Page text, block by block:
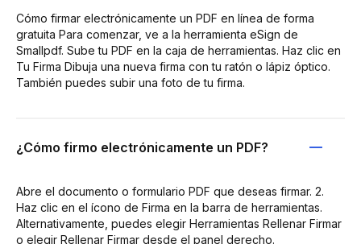
Cómo firmar electrónicamente un PDF en línea de forma
gratuita Para comenzar, ve a la herramienta eSign de
Smallpdf. Sube tu PDF en la caja de herramientas. Haz clic en
Tu Firma Dibuja una nueva firma con tu ratón o lápiz óptico.
También puedes subir una foto de tu firma.
¿Cómo firmo electrónicamente un PDF?
Abre el documento o formulario PDF que deseas firmar. 2.
Haz clic en el ícono de Firma en la barra de herramientas.
Alternativamente, puedes elegir Herramientas Rellenar Firmar
o elegir Rellenar Firmar desde el panel derecho.